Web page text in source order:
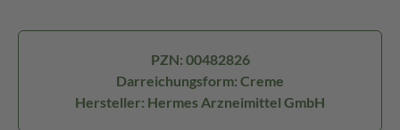
PZN: 00482826
Darreichungsform: Creme
Hersteller: Hermes Arzneimittel GmbH